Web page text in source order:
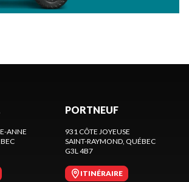
ANNE
PORTNEUF
931 CÔTE JOYEUSE
SAINT-RAYMOND, QUÉBEC
G3L 4B7
ITINÉRAIRE